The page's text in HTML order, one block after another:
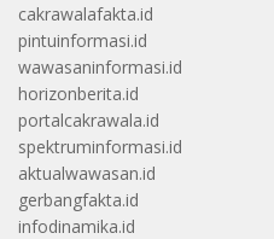
cakrawalafakta.id
pintuinformasi.id
wawasaninformasi.id
horizonberita.id
portalcakrawala.id
spektruminformasi.id
aktualwawasan.id
gerbangfakta.id
infodinamika.id